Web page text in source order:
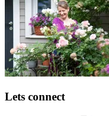
Lets connect